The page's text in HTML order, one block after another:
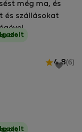
még ma, és
és szállásokat
4.8(6)